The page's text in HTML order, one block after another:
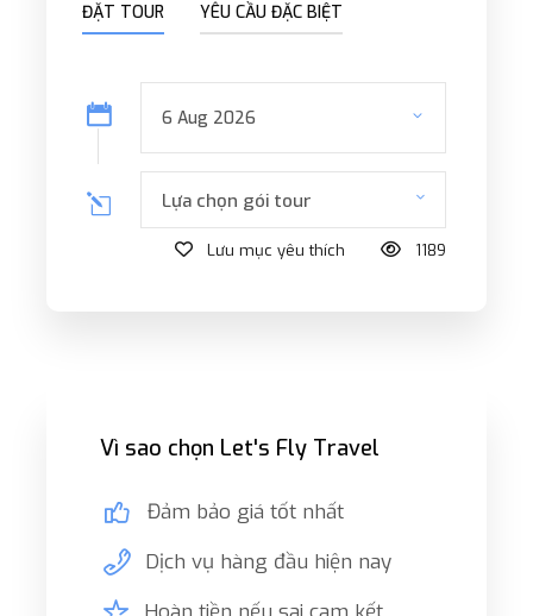
ĐẶT TOUR YÊU CẦU ĐẶC BIỆT
Lựa chọn gói tour
Lưu mục yêu thích 1189
Vì sao chọn Let's Fly Travel
Đảm bảo giá tốt nhất
Dịch vụ hàng đầu hiện nay